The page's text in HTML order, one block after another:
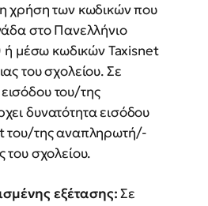
χρήση των κωδικών που
στο Πανελλήνιο
ή μέσω κωδικών Taxisnet
του σχολείου. Σε
του/της
δυνατότητα εισόδου
του/της αναπληρωτή/-
του σχολείου.
εξέτασης:Σε